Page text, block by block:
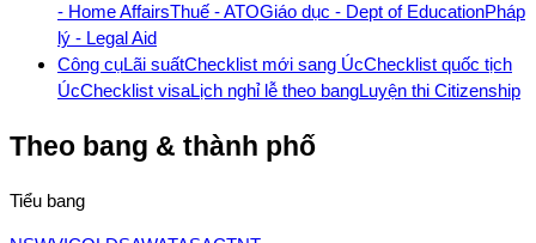
- Home AffairsThuế - ATOGiáo dục - Dept of EducationPháp
lý - Legal Aid
Công cụLãi suấtChecklist mới sang ÚcChecklist quốc tịch
ÚcChecklist visaLịch nghỉ lễ theo bangLuyện thi Citizenship
Theo bang & thành phố
Tiểu bang